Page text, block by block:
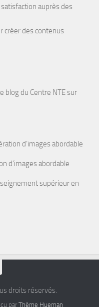
auprès des
créer des contenus
blog du Centre NTEsur
d’images abordable
d’images abordable
supérieur en
droits réservés.
par Thème Hueman